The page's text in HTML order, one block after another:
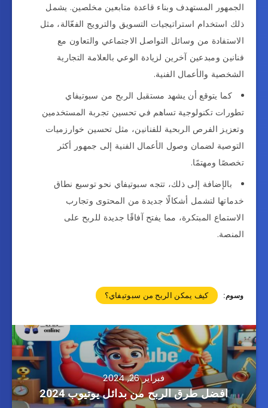
الجمهور المستهدف وبناء قاعدة متابعين مخلصين. يشمل
ذلك استخدام استراتيجيات التسويق والترويج الفعّالة، مثل
الاستفادة من وسائل التواصل الاجتماعي والتعاون مع
فنانين ومبدعين آخرين لزيادة الوعي بالعلامة التجارية
الشخصية والأعمال الفنية.
كما يتوقع أن يشهد مستقبل الربح من سبوتيفاي
تطورات تكنولوجية تساهم في تحسين تجربة المستخدمين
وتعزيز الفرص الربحية للفنانين، مثل تحسين خوارزميات
التوصية لضمان وصول الأعمال الفنية إلى جمهور أكثر
تخصصًا ومهتمًا.
بالإضافة إلى ذلك، تتجه سبوتيفاي نحو توسيع نطاق
خدماتها لتشمل أشكالًا جديدة من المحتوى وتجارب
الاستماع المبتكرة، مما يفتح آفاقًا جديدة للربح على
المنصة.
وسوم: كيف يمكن الربح من سبوتيفاي؟
فبراير 26, 2024
افضل طرق الربح من بدائل يوتيوب 2024